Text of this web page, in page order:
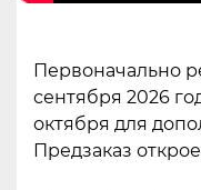
Первоначально
сентября 2026
октября для
Предзаказ